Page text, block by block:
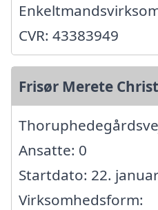
CVR: 43383949
Frisør Merete
Ansatte: 0
Startdato: 22.
Virksomhedsform: